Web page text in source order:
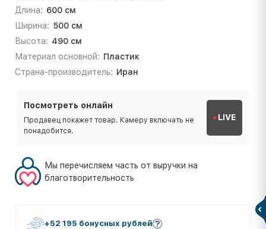
Длина: 600 см
Ширина: 500 см
Высота: 490 см
Материал основной: Пластик
Страна-производитель: Иран
Посмотреть онлайн
Продавец покажет товар. Камеру включать не
понадобится.
LIVE
Мы перечисляем часть от выручки на
благотворительность
+52 195 бонусных рублей